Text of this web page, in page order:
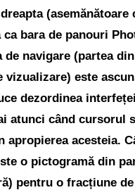
(asemănătoare
bara de panouri
de navigare (partea
vizualizare) este
dezordinea
atunci când cursorul
apropierea acesteia.
o pictogramă din
pentru o fracțiune